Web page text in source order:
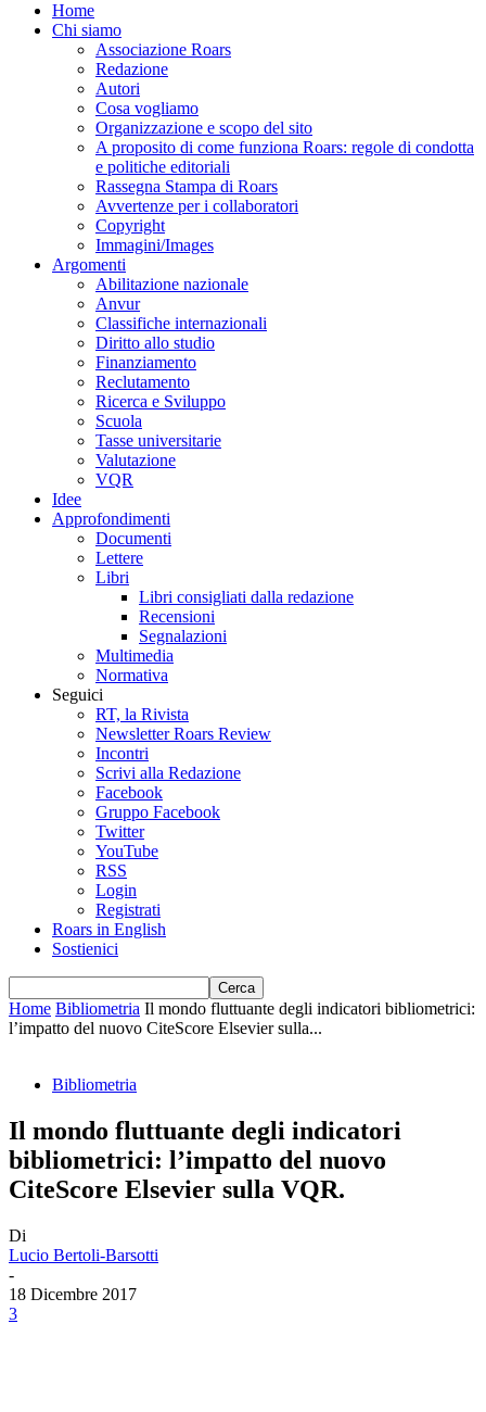
Home
Chi siamo
Associazione Roars
Redazione
Autori
Cosa vogliamo
Organizzazione e scopo del sito
A proposito di come funziona Roars: regole di condotta
e politiche editoriali
Rassegna Stampa di Roars
Avvertenze per i collaboratori
Copyright
Immagini/Images
Argomenti
Abilitazione nazionale
Anvur
Classifiche internazionali
Diritto allo studio
Finanziamento
Reclutamento
Ricerca e Sviluppo
Scuola
Tasse universitarie
Valutazione
VQR
Idee
Approfondimenti
Documenti
Lettere
Libri
Libri consigliati dalla redazione
Recensioni
Segnalazioni
Multimedia
Normativa
Seguici
RT, la Rivista
Newsletter Roars Review
Incontri
Scrivi alla Redazione
Facebook
Gruppo Facebook
Twitter
YouTube
RSS
Login
Registrati
Roars in English
Sostienici
Home Bibliometria Il mondo fluttuante degli indicatori bibliometrici:
l’impatto del nuovo CiteScore Elsevier sulla...
Bibliometria
Il mondo fluttuante degli indicatori
bibliometrici: l’impatto del nuovo
CiteScore Elsevier sulla VQR.
Di
Lucio Bertoli-Barsotti
-
18 Dicembre 2017
3